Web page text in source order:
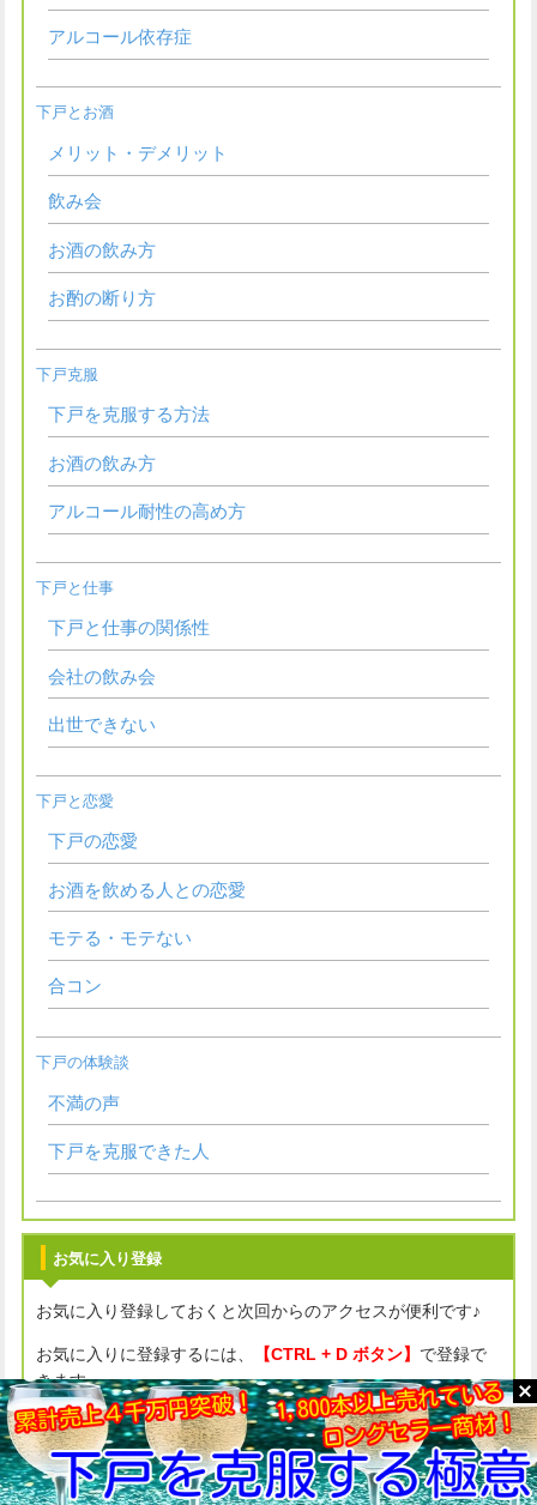
アルコール依存症
下戸とお酒
メリット・デメリット
飲み会
お酒の飲み方
お酌の断り方
下戸克服
下戸を克服する方法
お酒の飲み方
アルコール耐性の高め方
下戸と仕事
下戸と仕事の関係性
会社の飲み会
出世できない
下戸と恋愛
下戸の恋愛
お酒を飲める人との恋愛
モテる・モテない
合コン
下戸の体験談
不満の声
下戸を克服できた人
お気に入り登録
お気に入り登録しておくと次回からのアクセスが便利です♪
お気に入りに登録するには、 【CTRL + D ボタン】 で登録で
きます。